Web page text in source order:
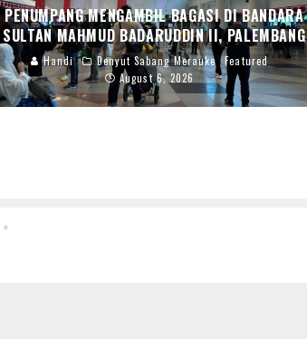
PENUMPANG MENGAMBIL BAGASI DI BANDARA
SULTAN MAHMUD BADARUDDIN II, PALEMBANG
Handi Denyut Sabang Merauke
Featured
August 6, 2026
*